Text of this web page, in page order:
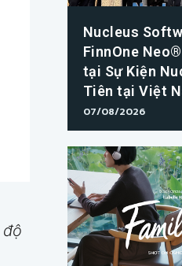
Nucleus
FinnOne
tại Sự Kiện
Tiên tại Việt
07/08/2026